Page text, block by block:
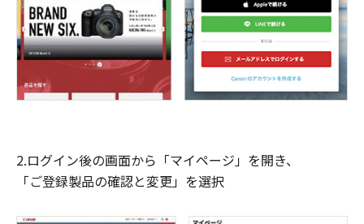
2.ログイン後の画面から「マイページ」を開き、
「ご登録製品の確認と変更」を選択